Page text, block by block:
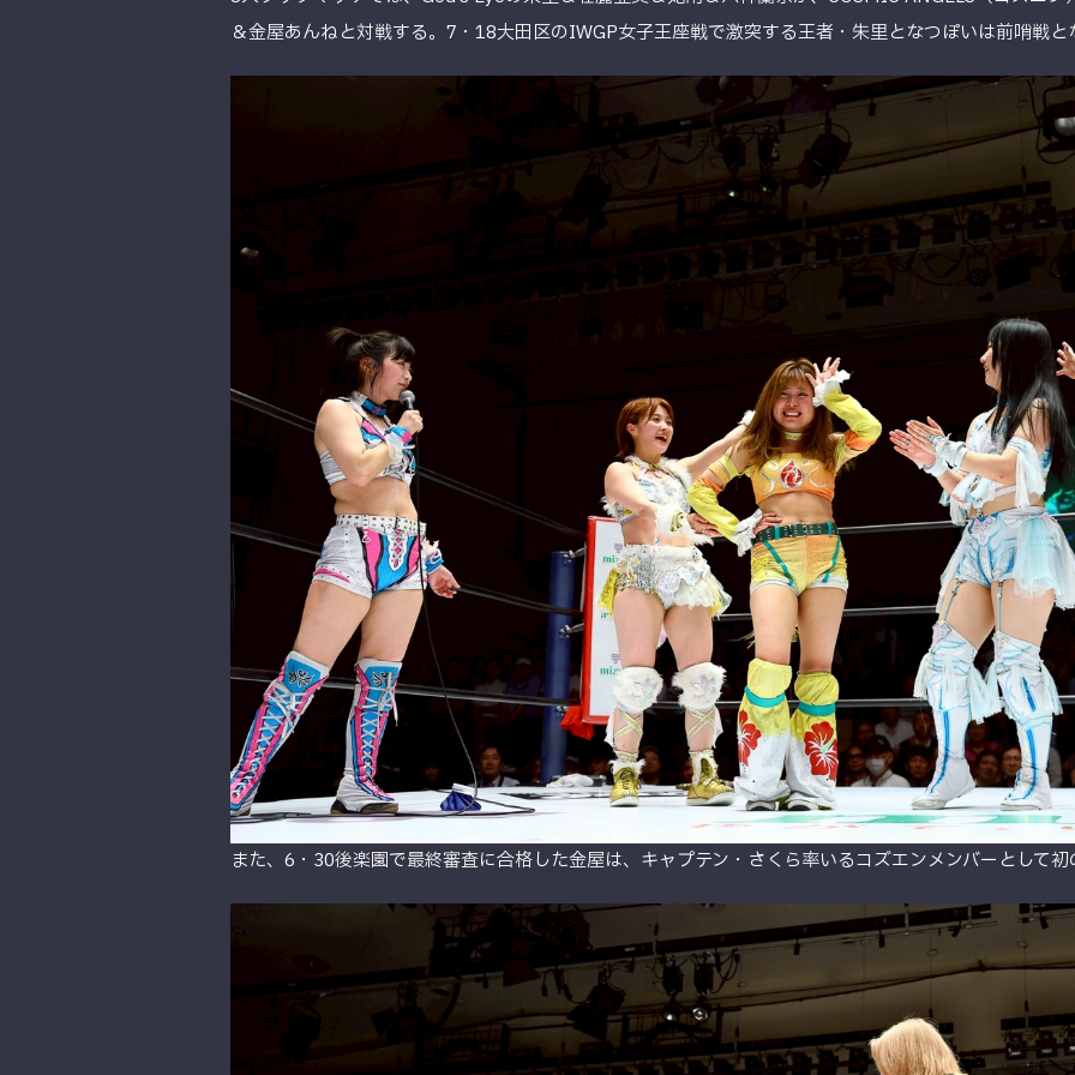
＆金屋あんねと対戦する。7・18大田区のIWGP女子王座戦で激突する王者・朱里となつぽいは前哨戦と
また、6・30後楽園で最終審査に合格した金屋は、キャプテン・さくら率いるコズエンメンバーとして